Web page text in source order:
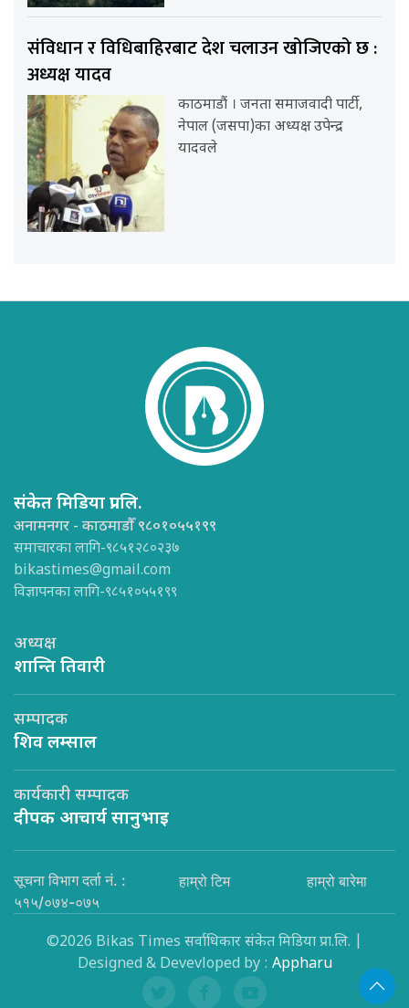
संविधान र विधिबाहिरबाट देश चलाउन खोजिएको छ :
अध्यक्ष यादव
काठमाडौं । जनता समाजवादी पार्टी,
नेपाल (जसपा)का अध्यक्ष उपेन्द्र
यादवले
संकेत मिडिया प्रा.लि.
अनामनगर - काठमाडौँ ९८०१०५५१९९
समाचारका लागि-९८५१२८०२३७
bikastimes@gmail.com
विज्ञापनका लागि-९८५१०५५१९९
अध्यक्ष
शान्ति तिवारी
सम्पादक
शिव लम्साल
कार्यकारी सम्पादक
दीपक आचार्य सानुभाइ
सूचना विभाग दर्ता नं. :
५१५/०७४-०७५
हाम्रो टिम हाम्रो बारेमा
©2026 Bikas Times सर्वाधिकार संकेत मिडिया प्रा.लि. |
Designed & Devevloped by : Appharu